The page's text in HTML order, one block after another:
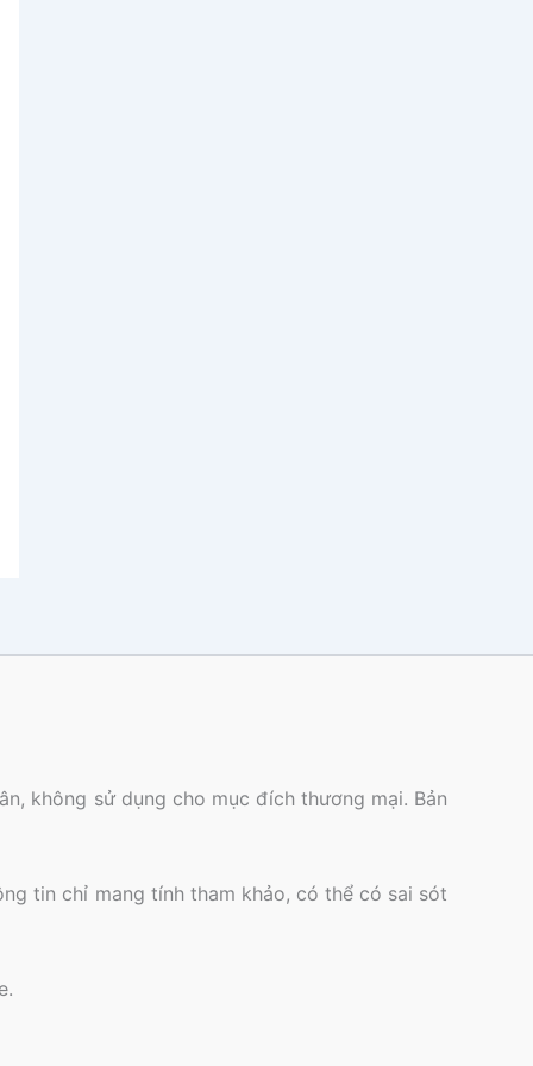
không sử dụng cho mục đích thương mại. Bản
tin chỉ mang tính tham khảo, có thể có sai sót